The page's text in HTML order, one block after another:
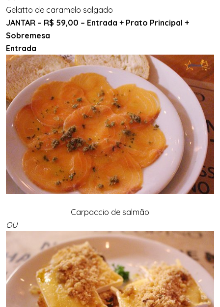
Gelatto de caramelo salgado
JANTAR – R$ 59,00 – Entrada + Prato Principal +
Sobremesa
Entrada
Carpaccio de salmão
OU